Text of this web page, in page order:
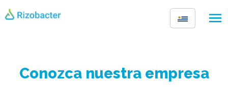
Conozca nuestra empresa